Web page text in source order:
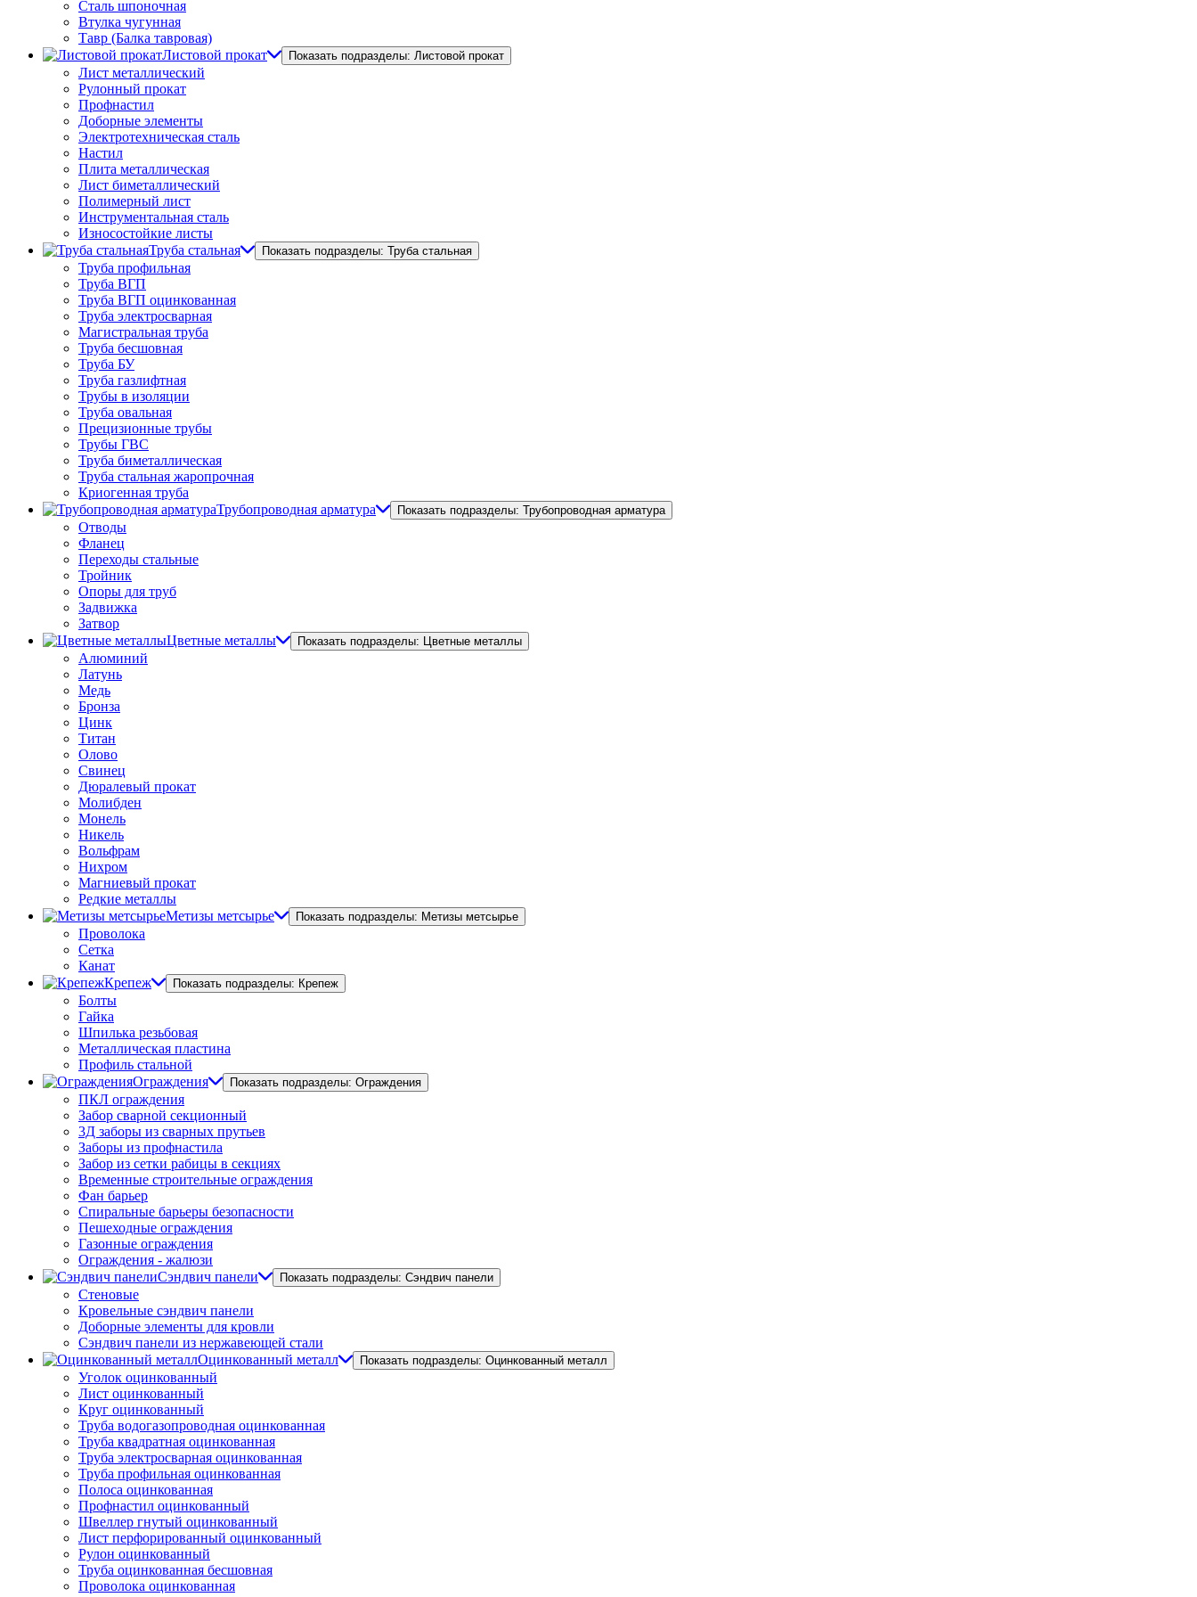
Сталь шпоночная
Втулка чугунная
Тавр (Балка тавровая)
Листовой прокат
Показать подразделы: Листовой прокат
Лист металлический
Рулонный прокат
Профнастил
Доборные элементы
Электротехническая сталь
Настил
Плита металлическая
Лист биметаллический
Полимерный лист
Инструментальная сталь
Износостойкие листы
Труба стальная
Показать подразделы: Труба стальная
Труба профильная
Труба ВГП
Труба ВГП оцинкованная
Труба электросварная
Магистральная труба
Труба бесшовная
Труба БУ
Труба газлифтная
Трубы в изоляции
Труба овальная
Прецизионные трубы
Трубы ГВС
Труба биметаллическая
Труба стальная жаропрочная
Криогенная труба
Трубопроводная арматура
Показать подразделы: Трубопроводная арматура
Отводы
Фланец
Переходы стальные
Тройник
Опоры для труб
Задвижка
Затвор
Цветные металлы
Показать подразделы: Цветные металлы
Алюминий
Латунь
Медь
Бронза
Цинк
Титан
Олово
Свинец
Дюралевый прокат
Молибден
Монель
Никель
Вольфрам
Нихром
Магниевый прокат
Редкие металлы
Метизы метсырье
Показать подразделы: Метизы метсырье
Проволока
Сетка
Канат
Крепеж
Показать подразделы: Крепеж
Болты
Гайка
Шпилька резьбовая
Металлическая пластина
Профиль стальной
Ограждения
Показать подразделы: Ограждения
ПКЛ ограждения
Забор сварной секционный
3Д заборы из сварных прутьев
Заборы из профнастила
Забор из сетки рабицы в секциях
Временные строительные ограждения
Фан барьер
Спиральные барьеры безопасности
Пешеходные ограждения
Газонные ограждения
Ограждения - жалюзи
Сэндвич панели
Показать подразделы: Сэндвич панели
Стеновые
Кровельные сэндвич панели
Доборные элементы для кровли
Сэндвич панели из нержавеющей стали
Оцинкованный металл
Показать подразделы: Оцинкованный металл
Уголок оцинкованный
Лист оцинкованный
Круг оцинкованный
Труба водогазопроводная оцинкованная
Труба квадратная оцинкованная
Труба электросварная оцинкованная
Труба профильная оцинкованная
Полоса оцинкованная
Профнастил оцинкованный
Швеллер гнутый оцинкованный
Лист перфорированный оцинкованный
Рулон оцинкованный
Труба оцинкованная бесшовная
Проволока оцинкованная